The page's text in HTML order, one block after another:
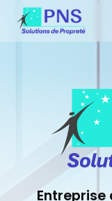
contenu
principal